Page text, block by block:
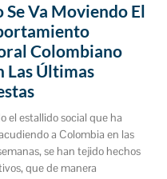
Se Va Moviendo El
Colombiano
Las Últimas
el estallido social que ha
a Colombia en las
se han tejido hechos
que de manera